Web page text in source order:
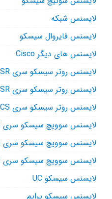
لایسنس شبکه
لایسنس فایروال سیسکو
لایسنس های دیگر Cisco
لایسنس روتر سیسکو سری ASR
لایسنس روتر سیسکو سری ISR
لایسنس روتر سیسکو سری NCS
لایسنس سوویچ سیسکو سری catalyst
لایسنس سوویچ سیسکو سری MDS
لایسنس سوویچ سیسکو سری Nexus
لایسنس سیسکو UC
لایسنس سیسکو پرایم